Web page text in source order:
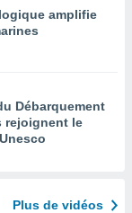
amplifie
Débarquement
rejoignent le
Plus de vidéos